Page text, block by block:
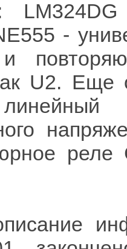
-
U2. Еще
реле